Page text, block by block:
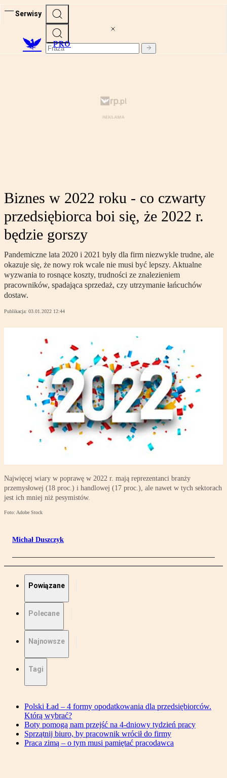
Serwisy
PRO
Biznes w 2022 roku - co czwarty
przedsiębiorca boi się, że 2022 r.
będzie gorszy
Pandemiczne lata 2020 i 2021 były dla firm niezwykle trudne, ale
okazuje się, że nowy rok wcale nie musi być lepszy. Aktualne
wyzwania to rosnące koszty, trudności ze znalezieniem
pracowników, spadająca sprzedaż, czy utrzymanie łańcuchów
dostaw.
Publikacja: 03.01.2022 12:44
Najwięcej wiary w poprawę w 2022 r. mają reprezentanci branży
przemysłowej (18 proc.) i handlowej (17 proc.), ale nawet w tych sektorach
jest ich mniej niż pesymistów.
Foto: Adobe Stock
Michał Duszczyk
Powiązane
Polecane
Najnowsze
Tagi
Polski Ład – 4 formy opodatkowania dla przedsiębiorców.
Którą wybrać?
Boty pomogą nam przejść na 4-dniowy tydzień pracy
Sprzątnij biuro, by pracownik wrócił do firmy
Praca zimą – o tym musi pamiętać pracodawca